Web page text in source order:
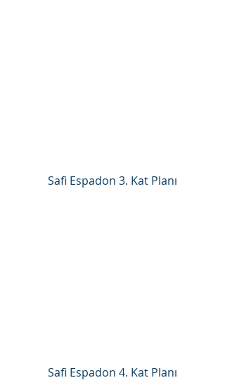
Safi Espadon 3. Kat Planı
Safi Espadon 4. Kat Planı